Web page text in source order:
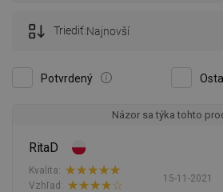
Potvrdený
Triediť:Najnovší
Názor sa týka tohto
RitaD
15-11-2021
Kvalita:
Vzhľad: